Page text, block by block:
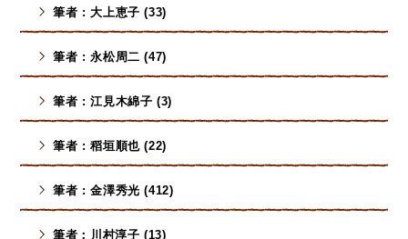
筆者 : 大上恵子 (33)
筆者 : 永松周二 (47)
筆者 : 江見木綿子 (3)
筆者 : 稻垣順也 (22)
筆者 : 金澤秀光 (412)
筆者：川村淳子 (13)